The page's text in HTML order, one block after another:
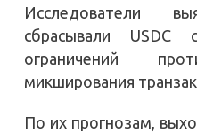
Исследователи
сбрасывали USDC
ограничений
микширования
По их прогнозам,